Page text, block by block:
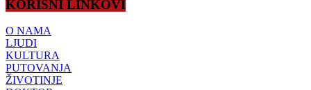
KORISNI LINKOVI
O NAMA
LJUDI
KULTURA
PUTOVANJA
ŽIVOTINJE